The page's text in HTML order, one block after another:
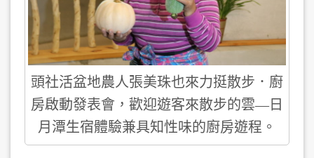
頭社活盆地農人張美珠也來力挺散步．廚
房啟動發表會，歡迎遊客來散步的雲—日
月潭生宿體驗兼具知性味的廚房遊程。